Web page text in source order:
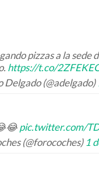
pizzas a la sede
https://t.co/
Delgado (@adelgado)
pic.twitter.com/
(@forocoches) 1